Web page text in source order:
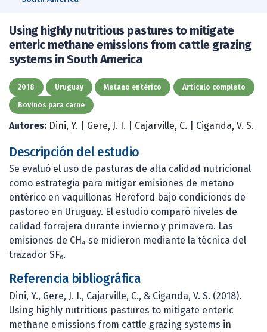
Using highly nutritious pastures to mitigate
enteric methane emissions from cattle grazing
systems in South America
2018 Uruguay Metano entérico Artículo completo
Bovinos para carne
Autores: Dini, Y. Gere, J. I. Cajarville, C. Ciganda, V. S.
Descripción del estudio
Se evaluó el uso de pasturas de alta calidad nutricional
como estrategia para mitigar emisiones de metano
entérico en vaquillonas Hereford bajo condiciones de
pastoreo en Uruguay. El estudio comparó niveles de
calidad forrajera durante invierno y primavera. Las
emisiones de CH₄ se midieron mediante la técnica del
trazador SF₆.
Referencia bibliográfica
Dini, Y., Gere, J. I., Cajarville, C., & Ciganda, V. S. (2018).
Using highly nutritious pastures to mitigate enteric
methane emissions from cattle grazing systems in